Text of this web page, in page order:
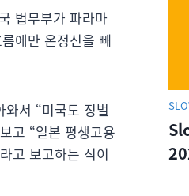
법무부가 파라마
에만 온정신을 빼
서 “미국도 징벌
고 “일본 평생고용
고 보고하는 식이